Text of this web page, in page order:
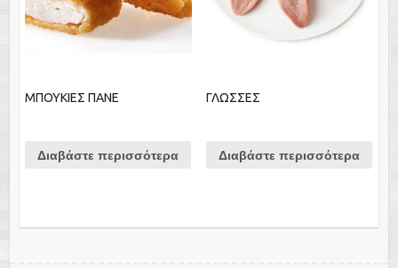
ΜΠΟΥΚΙΕΣ ΠΑΝΕ
Διαβάστε περισσότερα
ΓΛΩΣΣΕΣ
Διαβάστε περισσότερα